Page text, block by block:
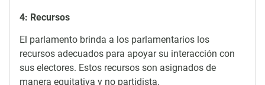
4: Recursos
El parlamento brinda a los parlamentarios los
recursos adecuados para apoyar su interacción con
sus electores. Estos recursos son asignados de
manera equitativa y no partidista.